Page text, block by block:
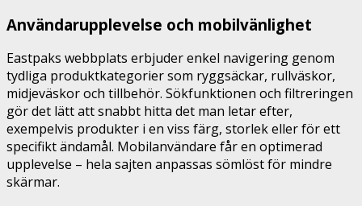
Användarupplevelse och mobilvänlighet
Eastpaks webbplats erbjuder enkel navigering genom
tydliga produktkategorier som ryggsäckar, rullväskor,
midjeväskor och tillbehör. Sökfunktionen och filtreringen
gör det lätt att snabbt hitta det man letar efter,
exempelvis produkter i en viss färg, storlek eller för ett
specifikt ändamål. Mobilanvändare får en optimerad
upplevelse – hela sajten anpassas sömlöst för mindre
skärmar.